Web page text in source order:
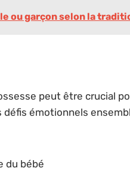
ou garçon selon la
peut être crucial
émotionnels
du bébé